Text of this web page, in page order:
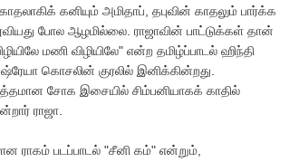
கனியும் அமிதாப், தபுவின் காதலும் பார்க்க
போல ஆழமில்லை. ராஜாவின் பாட்டுக்கள் தான்
மணி விழியிலே" என்ற தமிழ்ப்பாடல் ஹிந்தி
கொசலின் குரலில் இனிக்கின்றது.
சோக இசையில் சிம்பனியாகக் காதில்
ராஜா.
படப்பாடல் "சீனி கம்" என்றும்,